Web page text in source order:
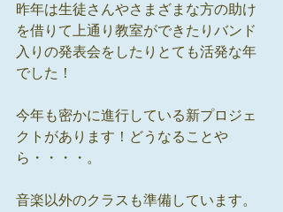
昨年は生徒さんやさまざまな方の助け
を借りて上通り教室ができたりバンド
入りの発表会をしたりとても活発な年
でした！
今年も密かに進行している新プロジェ
クトがあります！どうなることや
ら・・・・。
音楽以外のクラスも準備しています。